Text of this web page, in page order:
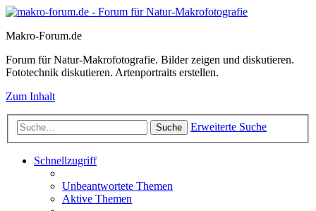
Makro-Forum.de
Forum für Natur-Makrofotografie. Bilder zeigen und diskutieren.
Fototechnik diskutieren. Artenportraits erstellen.
Zum Inhalt
Suche Erweiterte Suche
Schnellzugriff
Unbeantwortete Themen
Aktive Themen